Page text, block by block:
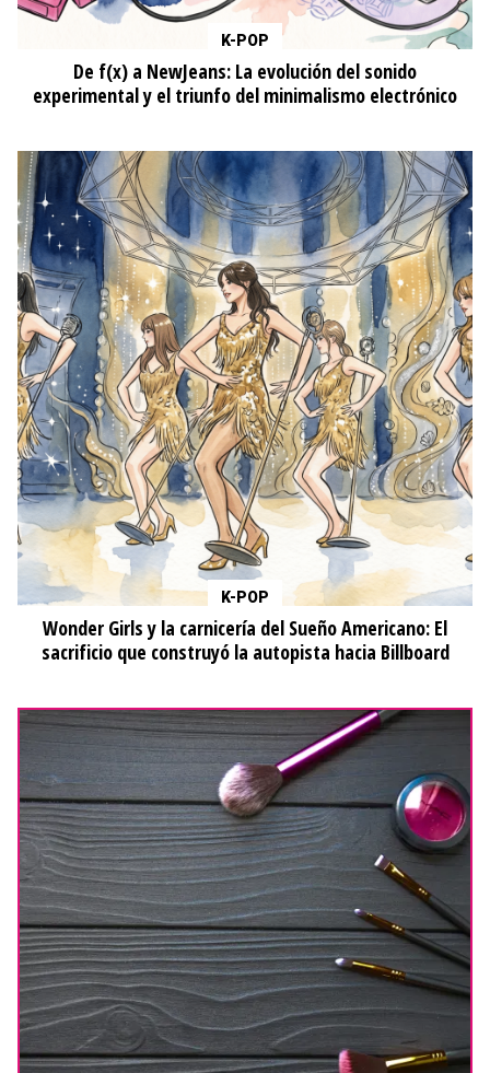
K-POP
De f(x) a NewJeans: La evolución del sonido
experimental y el triunfo del minimalismo electrónico
K-POP
Wonder Girls y la carnicería del Sueño Americano: El
sacrificio que construyó la autopista hacia Billboard